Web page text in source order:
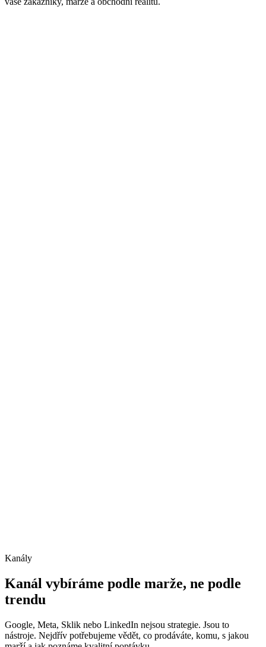
Kanály
Kanál vybíráme podle marže, ne podle
trendu
Google, Meta, Sklik nebo LinkedIn nejsou strategie. Jsou to
nástroje. Nejdřív potřebujeme vědět, co prodáváte, komu, s jakou